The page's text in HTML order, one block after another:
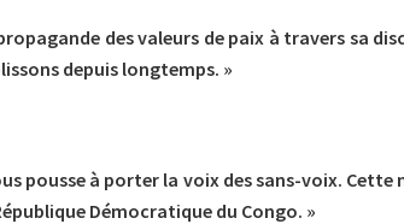
des valeurs de paix à travers sa
depuis longtemps. »
pousse à porter la voix des sans-voix.
Démocratique du Congo. »